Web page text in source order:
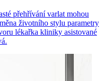
přehřívání varlat mohou
životního stylu parametry
lékařka kliniky asistované